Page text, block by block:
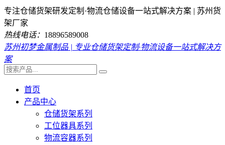
专注仓储货架研发定制·物流仓储设备一站式解决方案 | 苏州货
架厂家
热线电话： 18896589008
苏州初梦金属制品 | 专业仓储货架定制·物流设备一站式解决方
案
首页
产品中心
仓储货架系列
工位器具系列
物流容器系列